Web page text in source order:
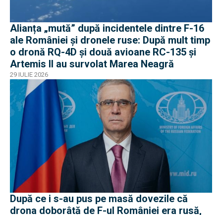
Alianța „mută” după incidentele dintre F-16
ale României și dronele ruse: După mult timp
o dronă RQ-4D și două avioane RC-135 și
Artemis II au survolat Marea Neagră
29 IULIE 2026
După ce i s-au pus pe masă dovezile că
drona doborâtă de F-ul României era rusă,